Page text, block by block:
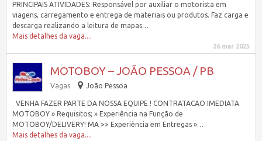
PRINCIPAIS ATIVIDADES: Responsável por auxiliar o motorista em
viagens, carregamento e entrega de materiais ou produtos. Faz carga e
descarga realizando a leitura de mapas…
Mais detalhes da vaga....
26 mar 2025
MOTOBOY – JOÃO PESSOA / PB
Vagas João Pessoa
VENHA FAZER PARTE DA NOSSA EQUIPE ! CONTRATACAO IMEDIATA
MOTOBOY » Requisitos; » Experiência na Função de
MOTOBOY/DELIVERY! MA >> Experiência em Entregas »…
Mais detalhes da vaga....